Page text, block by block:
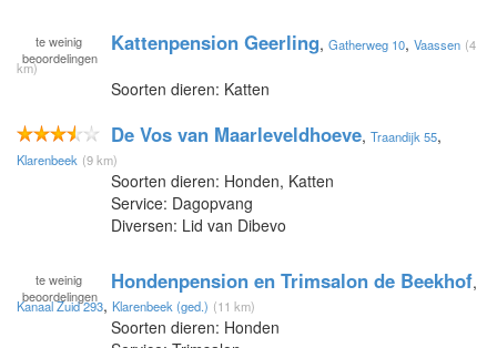
te weinig
beoordelingen
Kattenpension Geerling, Gatherweg 10, Vaassen (4
km)
Soorten dieren: Katten
De Vos van Maarleveldhoeve, Traandijk 55,
Klarenbeek (9 km)
Soorten dieren: Honden, Katten
Service: Dagopvang
Diversen: Lid van Dibevo
te weinig
beoordelingen
Hondenpension en Trimsalon de Beekhof,
Kanaal Zuid 293, Klarenbeek (ged.) (11 km)
Soorten dieren: Honden